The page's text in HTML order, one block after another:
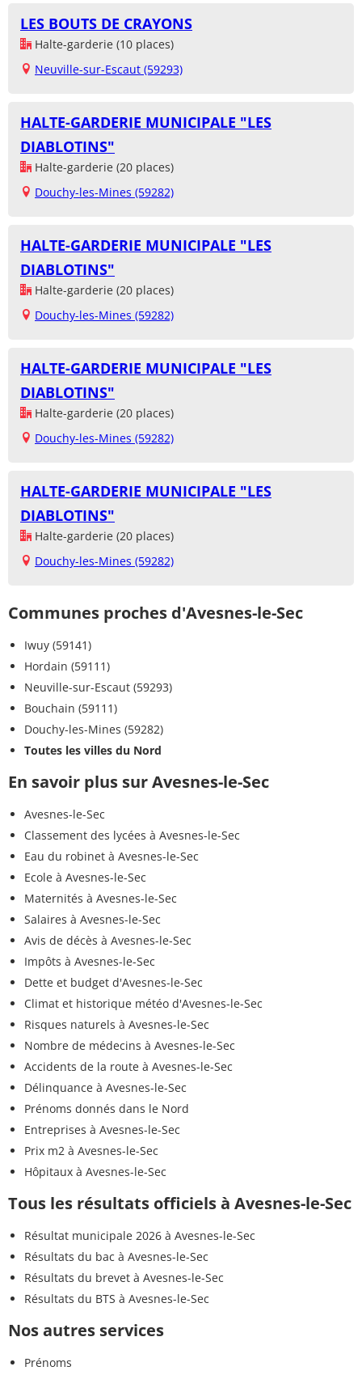
LES BOUTS DE CRAYONS
Halte-garderie (10 places)
Neuville-sur-Escaut (59293)
HALTE-GARDERIE MUNICIPALE "LES
DIABLOTINS"
Halte-garderie (20 places)
Douchy-les-Mines (59282)
HALTE-GARDERIE MUNICIPALE "LES
DIABLOTINS"
Halte-garderie (20 places)
Douchy-les-Mines (59282)
HALTE-GARDERIE MUNICIPALE "LES
DIABLOTINS"
Halte-garderie (20 places)
Douchy-les-Mines (59282)
HALTE-GARDERIE MUNICIPALE "LES
DIABLOTINS"
Halte-garderie (20 places)
Douchy-les-Mines (59282)
Communes proches d'Avesnes-le-Sec
Iwuy (59141)
Hordain (59111)
Neuville-sur-Escaut (59293)
Bouchain (59111)
Douchy-les-Mines (59282)
Toutes les villes du Nord
En savoir plus sur Avesnes-le-Sec
Avesnes-le-Sec
Classement des lycées à Avesnes-le-Sec
Eau du robinet à Avesnes-le-Sec
Ecole à Avesnes-le-Sec
Maternités à Avesnes-le-Sec
Salaires à Avesnes-le-Sec
Avis de décès à Avesnes-le-Sec
Impôts à Avesnes-le-Sec
Dette et budget d'Avesnes-le-Sec
Climat et historique météo d'Avesnes-le-Sec
Risques naturels à Avesnes-le-Sec
Nombre de médecins à Avesnes-le-Sec
Accidents de la route à Avesnes-le-Sec
Délinquance à Avesnes-le-Sec
Prénoms donnés dans le Nord
Entreprises à Avesnes-le-Sec
Prix m2 à Avesnes-le-Sec
Hôpitaux à Avesnes-le-Sec
Tous les résultats officiels à Avesnes-le-Sec
Résultat municipale 2026 à Avesnes-le-Sec
Résultats du bac à Avesnes-le-Sec
Résultats du brevet à Avesnes-le-Sec
Résultats du BTS à Avesnes-le-Sec
Nos autres services
Prénoms